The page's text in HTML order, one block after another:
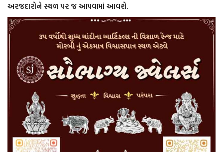
અરજદારોને સ્થળ પર જ આપવામાં આવશે.